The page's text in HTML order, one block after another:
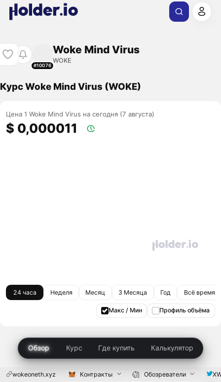
#10076
Woke Mind Virus
WOKE
Курс Woke Mind Virus (WOKE)
Цена 1 Woke Mind Virus на сегодня (7 августа)
$ 0,000011
24 часа Неделя Месяц 3 Месяца Год Всё время
Макс / Мин Профиль объёма
Обзор Курс Где купить Калькулятор
wokeoneth.xyz Контракты Обозреватели